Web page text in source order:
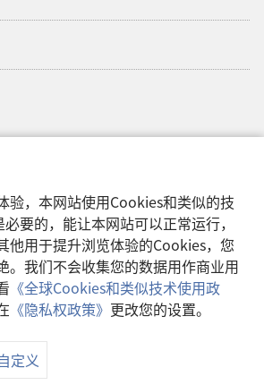
验，本网站使用Cookies和类似的技
要的，能让本网站可以正常运行，
他用于提升浏览体验的Cookies，您
。我们不会收集您的数据用作商业用
《全球Cookies和类似技术使用政
《隐私权政策》 更改您的设置。
定义
Bible and Tract Society of Pennsylvania.
款|隐私权政策| 隐私设置